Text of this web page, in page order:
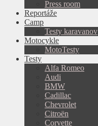
Press room
Reportáže
Camp
Testy karavanov
Motocykle
MotoTesty
Testy
Alfa Romeo
Audi
BMW
Cadillac
Chevrolet
Citroën
Corvette